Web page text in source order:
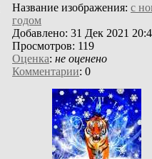
Название изображения: с
годом
Добавлено: 31 Дек 2021
Просмотров: 119
Оценка: не оценено
Комментарии: 0